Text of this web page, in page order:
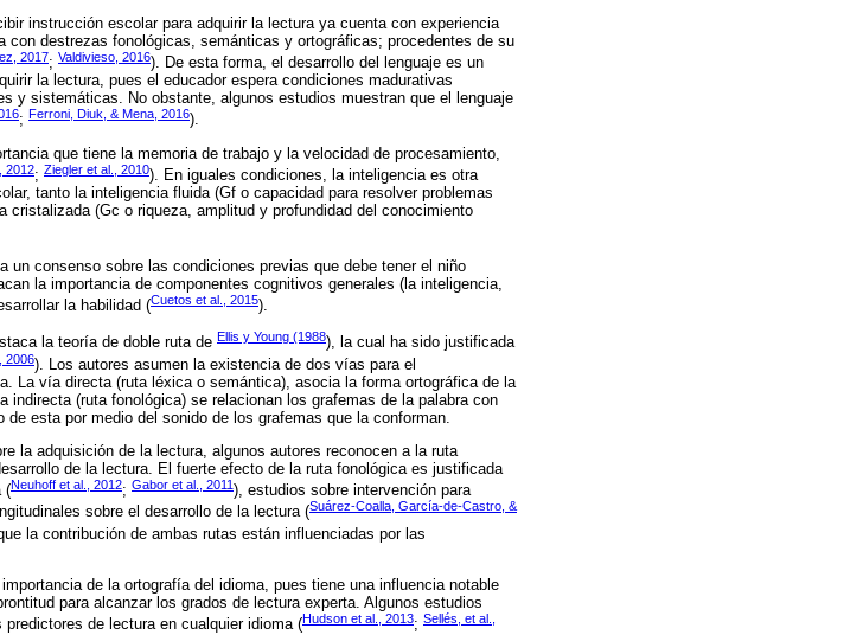
instrucción escolar para adquirir la lectura ya cuenta con experiencia
con destrezas fonológicas, semánticas y ortográficas; procedentes de su
2017; Valdivieso, 2016). De esta forma, el desarrollo del lenguaje es un
la lectura, pues el educador espera condiciones madurativas
y sistemáticas. No obstante, algunos estudios muestran que el lenguaje
; Ferroni, Diuk, & Mena, 2016).
que tiene la memoria de trabajo y la velocidad de procesamiento,
2012; Ziegler et al., 2010). En iguales condiciones, la inteligencia es otra
tanto la inteligencia fluida (Gf o capacidad para resolver problemas
(Gc o riqueza, amplitud y profundidad del conocimiento
un consenso sobre las condiciones previas que debe tener el niño
la importancia de componentes cognitivos generales (la inteligencia,
la habilidad (Cuetos et al., 2015).
la teoría de doble ruta de Ellis y Young (1988), la cual ha sido justificada
2006). Los autores asumen la existencia de dos vías para el
La vía directa (ruta léxica o semántica), asocia la forma ortográfica de la
(ruta fonológica) se relacionan los grafemas de la palabra con
esta por medio del sonido de los grafemas que la conforman.
la adquisición de la lectura, algunos autores reconocen a la ruta
de la lectura. El fuerte efecto de la ruta fonológica es justificada
(Neuhoff et al., 2012; Gabor et al., 2011), estudios sobre intervención para
sobre el desarrollo de la lectura (Suárez-Coalla, García-de-Castro, &
la contribución de ambas rutas están influenciadas por las
de la ortografía del idioma, pues tiene una influencia notable
para alcanzar los grados de lectura experta. Algunos estudios
de lectura en cualquier idioma (Hudson et al., 2013; Sellés, et al.,